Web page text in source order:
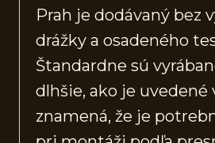
Prah je dodávaný bez
drážky a osadeného
Štandardne sú
dlhšie, ako je uvedené
znamená, že je